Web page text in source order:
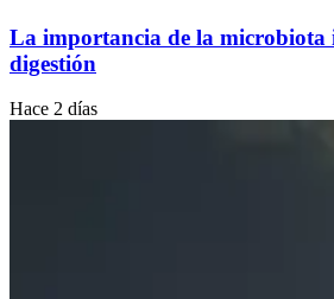
La importancia de la microbiota
digestión
Hace 2 días